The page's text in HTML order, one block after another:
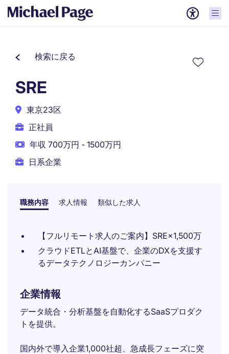
検索に戻る
SRE
東京23区
正社員
年収 700万円 - 1500万円
日系企業
職務内容 求人情報 類似した求人
【フルリモート求人のご案内】SRE×1,500万
クラウドETLとAI基盤で、企業のDXを支援す
るデータテクノロジーカンパニー
企業情報
データ統合・分析基盤を自動化するSaaSプロダク
トを提供。
国内外で導入企業1,000社超、急成長フェーズに突